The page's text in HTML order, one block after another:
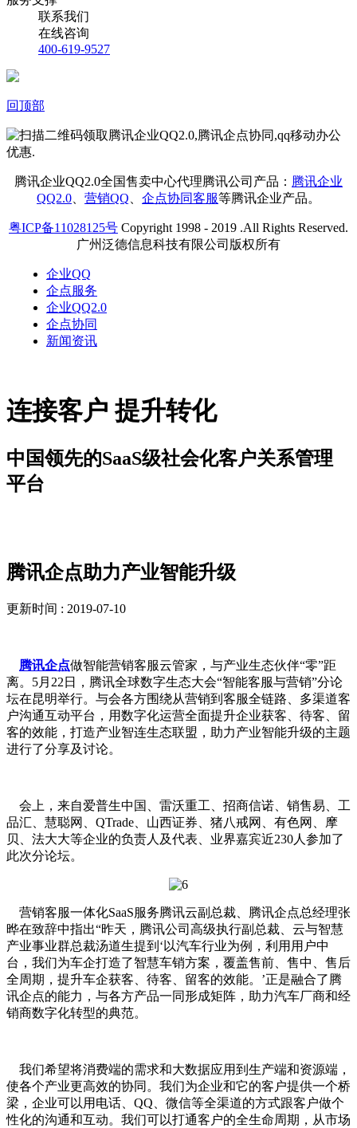
联系我们
在线咨询
400-619-9527
回顶部
腾讯企业QQ2.0全国售卖中心代理腾讯公司产品： 腾讯企业
QQ2.0
营销QQ 企点协同客服等腾讯企业产品。
粤ICP备11028125号 Copyright 1998 - 2019 .All Rights Reserved.
广州泛德信息科技有限公司版权所有
企业QQ
企点服务
企业QQ2.0
企点协同
新闻资讯
连接客户 提升转化
中国领先的SaaS级社会化客户关系管理
平台
腾讯企点助力产业智能升级
更新时间 : 2019-07-10
腾讯企点做智能营销客服云管家，与产业生态伙伴“零”距
离。5月22日，腾讯全球数字生态大会“智能客服与营销”分论
坛在昆明举行。与会各方围绕从营销到客服全链路、多渠道客
户沟通互动平台，用数字化运营全面提升企业获客、待客、留
客的效能，打造产业智连生态联盟，助力产业智能升级的主题
进行了分享及讨论。
会上，来自爱普生中国、雷沃重工、招商信诺、销售易、工
品汇、慧聪网、QTrade、山西证券、猪八戒网、有色网、摩
贝、法大大等企业的负责人及代表、业界嘉宾近230人参加了
此次分论坛。
营销客服一体化SaaS服务腾讯云副总裁、腾讯企点总经理张
晔在致辞中指出“昨天，腾讯公司高级执行副总裁、云与智慧
产业事业群总裁汤道生提到‘以汽车行业为例，利用用户中
台，我们为车企打造了智慧车销方案，覆盖售前、售中、售后
全周期，提升车企获客、待客、留客的效能。’正是融合了腾
讯企点的能力，与各方产品一同形成矩阵，助力汽车厂商和经
销商数字化转型的典范。
我们希望将消费端的需求和大数据应用到生产端和资源端，
使各个产业更高效的协同。我们为企业和它的客户提供一个桥
梁，企业可以用电话、QQ、微信等全渠道的方式跟客户做个
性化的沟通和互动。我们可以打通客户的全生命周期，从市场